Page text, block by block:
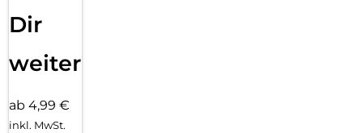
Dir
weiter
ab 4,99 €
inkl. MwSt.